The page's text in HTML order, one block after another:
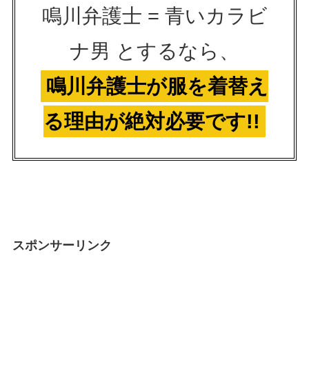
鳴川弁護士 = 青いカラビ
ナ男 とするなら、
鳴川弁護士が服を着替え
る理由が絶対必要です!!
スポンサーリンク